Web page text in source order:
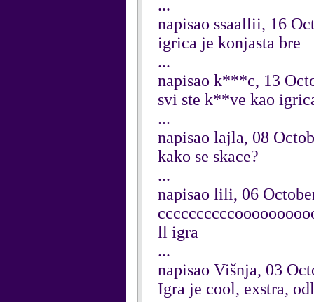
...
napisao ssaallii, 16
igrica je konjasta bre
...
napisao k***c, 13
svi ste k**ve kao
...
napisao lajla, 08
kako se skace?
...
napisao lili, 06
ll igra
...
napisao Višnja, 03
Igra je cool, exstra,